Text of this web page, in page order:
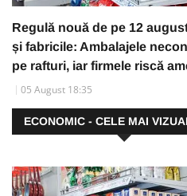
Regulă nouă de pe 12
și fabricile: Ambalajele
pe rafturi, iar firmele riscă
05 August 18:35
ECONOMIC - CELE MAI